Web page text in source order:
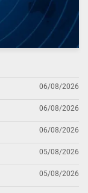
06/08/2026
06/08/2026
06/08/2026
05/08/2026
05/08/2026